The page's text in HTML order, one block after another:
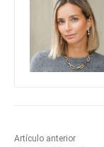
Artículo anterior